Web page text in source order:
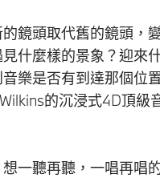
鏡頭取代舊的鏡頭，
什麼樣的景象？迎來
樂是否有到達那個位
的沉浸式4D頂級
一聽再聽，一唱再唱